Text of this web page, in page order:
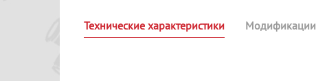
Технические характеристики Модификации